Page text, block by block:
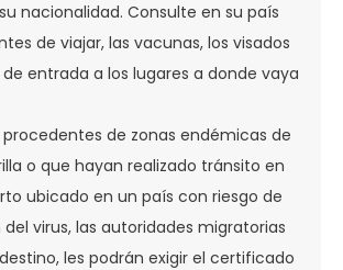
nacionalidad. Consulte en su país
de viajar, las vacunas, los visados
entrada a los lugares a donde vaya
procedentes de zonas endémicas de
o que hayan realizado tránsito en
ubicado en un país con riesgo de
virus, las autoridades migratorias
les podrán exigir el certificado